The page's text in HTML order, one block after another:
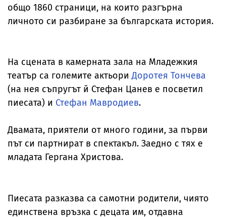
общо 1860 страници, на които разгърна
личното си разбиране за българската история.
На сцената в камерната зала на Младежкия
театър са големите актьориДоротея Тончева
(на нея съпругът й Стефан Цанев е посветил
пиесата) и Стефан Мавродиев.
Двамата, приятели от много години, за първи
път си партнират в спектакъл. Заедно с тях е
младата Гергана Христова.
Пиесата разказва са самотни родители, чиято
единствена връзка с децата им, отдавна